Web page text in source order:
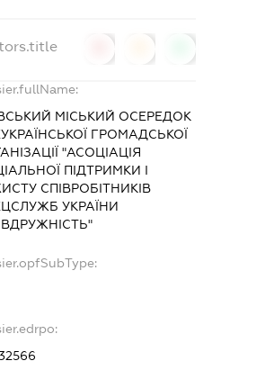
МІСЬКИЙ ОСЕРЕДОК
ГРОМАДСЬКОЇ
"АСОЦІАЦІЯ
ПІДТРИМКИ І
СПІВРОБІТНИКІВ
УКРАЇНИ